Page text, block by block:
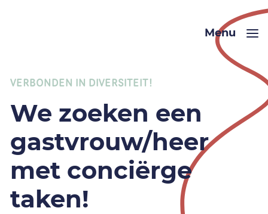
Menu
VERBONDEN IN DIVERSITEIT!
We zoeken een
gastvrouw/heer
met conciërge
taken!